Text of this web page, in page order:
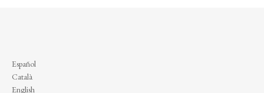
Español
Català
English